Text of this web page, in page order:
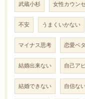
武蔵小杉 女性カウン
不安 うまくいかない
マイナス思考 恋愛ベタ
結婚出来ない 自己ア
結婚できない 自信な